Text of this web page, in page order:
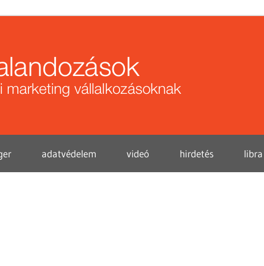
adatvédelem videó hirdetés libra